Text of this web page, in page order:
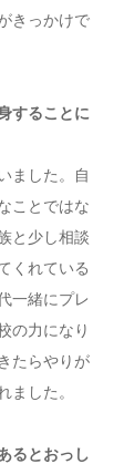
きっかけで
することに
ました。自
ことではな
と少し相談
くれている
一緒にプレ
の力になり
たらやりが
ました。
るとおっし